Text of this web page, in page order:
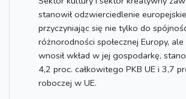
stanowił odzwierciedlenie
przyczyniając się nie tylko do
różnorodności społecznej Europy, ale
wnosił wkład w jej gospodarkę,
4,2 proc. całkowitego PKB UE i 3,7
roboczej w UE.